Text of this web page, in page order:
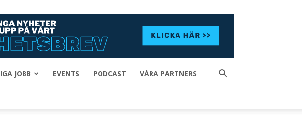
JOBB EVENTS PODCAST VÅRA PARTNERS